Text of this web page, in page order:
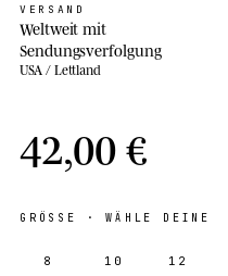
VERSAND
Weltweit mit
Sendungsverfolgung
USA / Lettland
42,00 €
GRÖSSE · WÄHLE DEINE
8 10 12